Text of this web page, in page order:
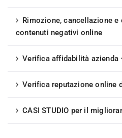
Rimozione, cancellazione
contenuti negativi online
Verifica affidabilità
Verifica reputazione online
CASI STUDIO per il